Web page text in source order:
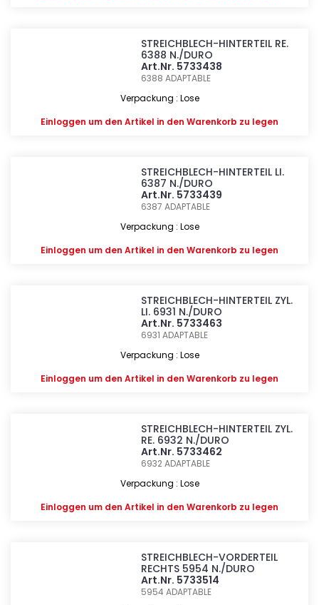
STREICHBLECH-HINTERTEIL RE.
6388 N./DURO
Art.Nr. 5733438
6388ADAPTABLE
Verpackung : Lose
Einloggen um den Artikel in den Warenkorb zu legen
STREICHBLECH-HINTERTEIL LI.
6387 N./DURO
Art.Nr. 5733439
6387ADAPTABLE
Verpackung : Lose
Einloggen um den Artikel in den Warenkorb zu legen
STREICHBLECH-HINTERTEIL ZYL.
LI. 6931 N./DURO
Art.Nr. 5733463
6931ADAPTABLE
Verpackung : Lose
Einloggen um den Artikel in den Warenkorb zu legen
STREICHBLECH-HINTERTEIL ZYL.
RE. 6932 N./DURO
Art.Nr. 5733462
6932ADAPTABLE
Verpackung : Lose
Einloggen um den Artikel in den Warenkorb zu legen
STREICHBLECH-VORDERTEIL
RECHTS 5954 N./DURO
Art.Nr. 5733514
5954ADAPTABLE